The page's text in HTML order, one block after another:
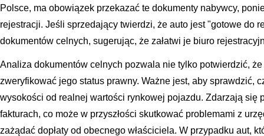
Polsce, ma obowiązek przekazać te dokumenty nabywcy,
rejestracji. Jeśli sprzedający twierdzi, że auto jest "gotowe do
dokumentów celnych, sugerując, że załatwi je biuro
Analiza dokumentów celnych pozwala nie tylko potwierdzić,
zweryfikować jego status prawny. Ważne jest, aby sprawdzić,
wysokości od realnej wartości rynkowej pojazdu. Zdarzają się
fakturach, co może w przyszłości skutkować problemami z
zażądać dopłaty od obecnego właściciela. W przypadku aut,